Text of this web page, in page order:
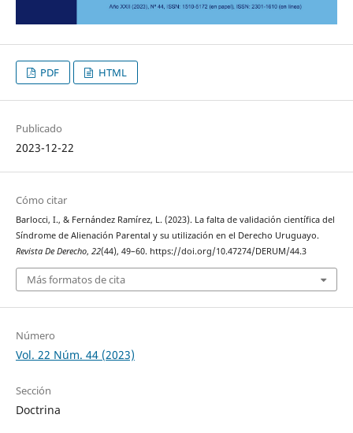
PDF HTML
Publicado
2023-12-22
Cómo citar
Barlocci, I., & Fernández Ramírez, L. (2023). La falta de validación científica del
Síndrome de Alienación Parental y su utilización en el Derecho Uruguayo.
Revista De Derecho, 22(44), 49–60. https://doi.org/10.47274/DERUM/44.3
Más formatos de cita
Número
Vol. 22 Núm. 44 (2023)
Sección
Doctrina